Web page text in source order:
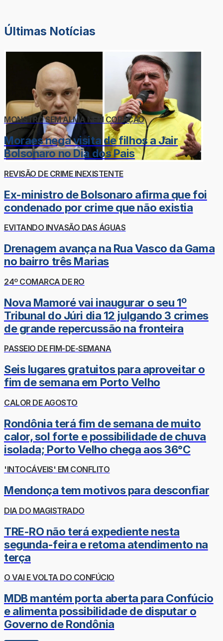
Últimas Notícias
MONSTRO SEM ALMA NEM CORAÇÃO
Moraes nega visita de filhos a Jair
Bolsonaro no Dia dos Pais
REVISÃO DE CRIME INEXISTENTE
Ex-ministro de Bolsonaro afirma que foi
condenado por crime que não existia
EVITANDO INVASÃO DAS ÁGUAS
Drenagem avança na Rua Vasco da Gama
no bairro três Marias
24º COMARCA DE RO
Nova Mamoré vai inaugurar o seu 1º
Tribunal do Júri dia 12 julgando 3 crimes
de grande repercussão na fronteira
PASSEIO DE FIM-DE-SEMANA
Seis lugares gratuitos para aproveitar o
fim de semana em Porto Velho
CALOR DE AGOSTO
Rondônia terá fim de semana de muito
calor, sol forte e possibilidade de chuva
isolada; Porto Velho chega aos 36°C
'INTOCÁVEIS' EM CONFLITO
Mendonça tem motivos para desconfiar
DIA DO MAGISTRADO
TRE-RO não terá expediente nesta
segunda-feira e retoma atendimento na
terça
O VAI E VOLTA DO CONFÚCIO
MDB mantém porta aberta para Confúcio
e alimenta possibilidade de disputar o
Governo de Rondônia